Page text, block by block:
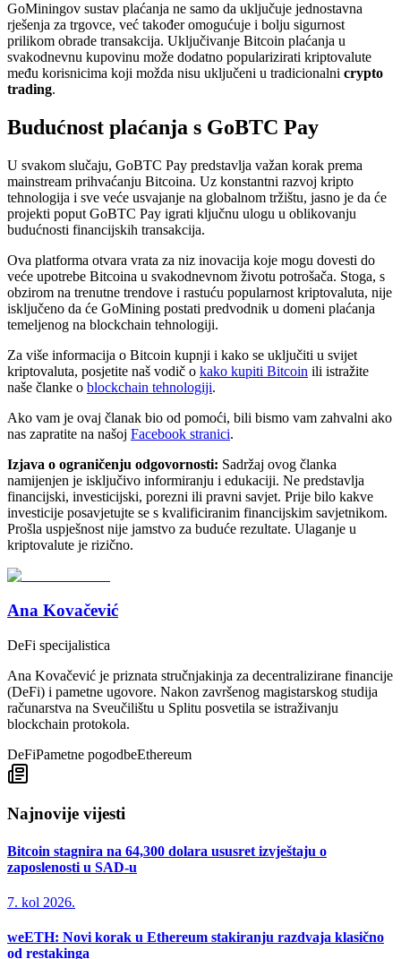
GoMiningov sustav plaćanja ne samo da uključuje jednostavna
rješenja za trgovce, već također omogućuje i bolju sigurnost
prilikom obrade transakcija. Uključivanje Bitcoin plaćanja u
svakodnevnu kupovinu može dodatno popularizirati kriptovalute
među korisnicima koji možda nisu uključeni u tradicionalni crypto
trading.
Budućnost plaćanja s GoBTC Pay
U svakom slučaju, GoBTC Pay predstavlja važan korak prema
mainstream prihvaćanju Bitcoina. Uz konstantni razvoj kripto
tehnologija i sve veće usvajanje na globalnom tržištu, jasno je da će
projekti poput GoBTC Pay igrati ključnu ulogu u oblikovanju
budućnosti financijskih transakcija.
Ova platforma otvara vrata za niz inovacija koje mogu dovesti do
veće upotrebe Bitcoina u svakodnevnom životu potrošača. Stoga, s
obzirom na trenutne trendove i rastuću popularnost kriptovaluta, nije
isključeno da će GoMining postati predvodnik u domeni plaćanja
temeljenog na blockchain tehnologiji.
Za više informacija o Bitcoin kupnji i kako se uključiti u svijet
kriptovaluta, posjetite naš vodič o kako kupiti Bitcoin ili istražite
naše članke o blockchain tehnologiji.
Ako vam je ovaj članak bio od pomoći, bili bismo vam zahvalni ako
nas zapratite na našoj Facebook stranici.
Izjava o ograničenju odgovornosti: Sadržaj ovog članka
namijenjen je isključivo informiranju i edukaciji. Ne predstavlja
financijski, investicijski, porezni ili pravni savjet. Prije bilo kakve
investicije posavjetujte se s kvalificiranim financijskim savjetnikom.
Prošla uspješnost nije jamstvo za buduće rezultate. Ulaganje u
kriptovalute je rizično.
Ana Kovačević
DeFi specijalistica
Ana Kovačević je priznata stručnjakinja za decentralizirane financije
(DeFi) i pametne ugovore. Nakon završenog magistarskog studija
računarstva na Sveučilištu u Splitu posvetila se istraživanju
blockchain protokola.
DeFiPametne pogodbeEthereum
Najnovije vijesti
Bitcoin stagnira na 64,300 dolara ususret izvještaju o
zaposlenosti u SAD-u
7. kol 2026.
weETH: Novi korak u Ethereum stakiranju razdvaja klasično
od restakinga